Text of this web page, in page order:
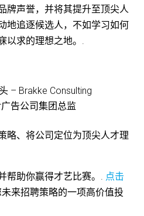
牌声誉，并将其提升至顶尖人
地追逐候选人，不如学习如何
以求的理想之地。.
– Brakke Consulting
告公司集团总监
略、将公司定位为顶尖人才理
帮助你赢得才艺比赛。. 点击
来招聘策略的一项高价值投